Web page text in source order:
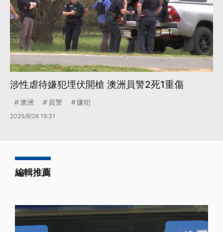
涉性虐待嫌犯埋伏開槍 澳洲員警2死1重傷
澳洲 員警 嫌犯
2025/8/26 19:31
編輯推薦